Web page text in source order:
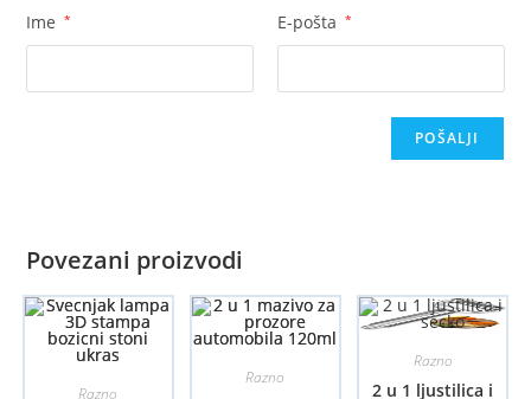
Ime * E-pošta *
Povezani proizvodi
Razno
Razno
Razno
2 u 1 ljustilica i